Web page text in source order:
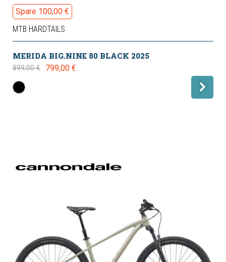
Spare 100,00 €
MTB HARDTAILS
MERIDA BIG.NINE 80 BLACK 2025
899,00 € 799,00 €